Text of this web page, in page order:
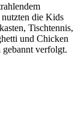
nutzten die Kids
Tischtennis,
und Chicken
verfolgt.